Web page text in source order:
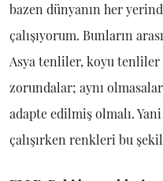
bazen dünyanın her
çalışıyorum. Bunların
Asya tenliler, koyu tenliler
zorundalar; aynı
adapte edilmiş olmalı.
çalışırken renkleri bu